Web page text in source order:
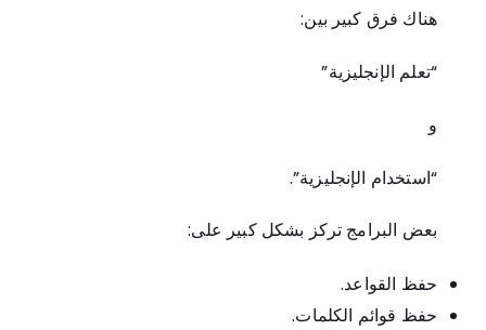
هناك فرق كبير بين:
“تعلم الإنجليزية”
و
“استخدام الإنجليزية”.
بعض البرامج تركز بشكل كبير على:
حفظ القواعد.
حفظ قوائم الكلمات.